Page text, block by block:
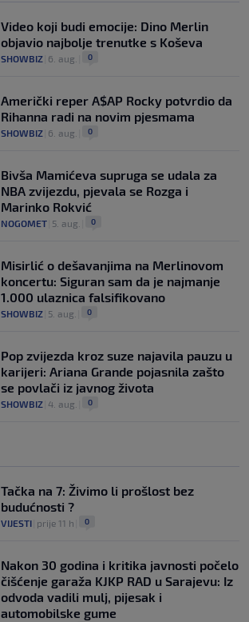
Video koji budi emocije: Dino Merlin
objavio najbolje trenutke s Koševa
SHOWBIZ 6. aug. 0
Američki reper A$AP Rocky potvrdio da
Rihanna radi na novim pjesmama
SHOWBIZ 6. aug. 0
Bivša Mamićeva supruga se udala za
NBA zvijezdu, pjevala se Rozga i
Marinko Rokvić
NOGOMET 5. aug. 0
Misirlić o dešavanjima na Merlinovom
koncertu: Siguran sam da je najmanje
1.000 ulaznica falsifikovano
SHOWBIZ 5. aug. 0
Pop zvijezda kroz suze najavila pauzu u
karijeri: Ariana Grande pojasnila zašto
se povlači iz javnog života
SHOWBIZ 4. aug. 0
Tačka na 7: Živimo li prošlost bez
budućnosti ?
VIJESTI prije 11 h 0
Nakon 30 godina i kritika javnosti počelo
čišćenje garaža KJKP RAD u Sarajevu: Iz
odvoda vadili mulj, pijesak i
automobilske gume